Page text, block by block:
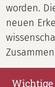
worden.
neuen
Wichtige